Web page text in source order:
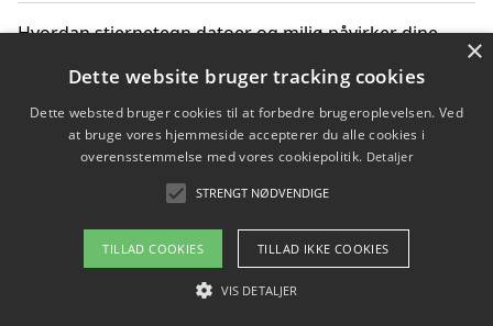
Hvordan stjernetegn datoer og miljø påvirker dine
Bæredygtige gadgets til en grønnere hverdag
Om / kontakt
Blog Betingelser
×
Dette website bruger tracking cookies
Dette websted bruger cookies til at forbedre brugeroplevelsen. Ved
at bruge vores hjemmeside accepterer du alle cookies i
overensstemmelse med vores cookiepolitik. Detaljer
STRENGT NØDVENDIGE
TILLAD COOKIES TILLAD IKKE COOKIES
VIS DETALJER